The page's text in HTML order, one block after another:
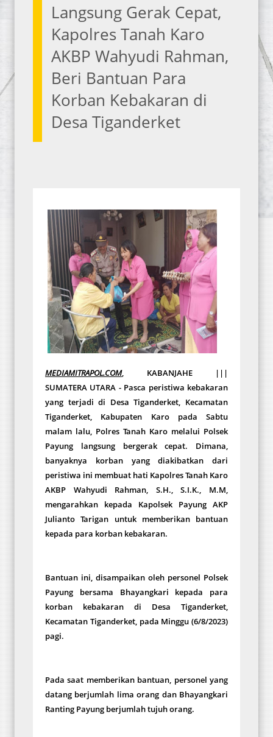
Langsung Gerak Cepat,
Kapolres Tanah Karo
AKBP Wahyudi Rahman,
Beri Bantuan Para
Korban Kebakaran di
Desa Tiganderket
MEDIAMITRAPOL.COM, KABANJAHE |||
SUMATERA UTARA - Pasca peristiwa kebakaran
yang terjadi di Desa Tiganderket, Kecamatan
Tiganderket, Kabupaten Karo pada Sabtu
malam lalu, Polres Tanah Karo melalui Polsek
Payung langsung bergerak cepat. Dimana,
banyaknya korban yang diakibatkan dari
peristiwa ini membuat hati Kapolres Tanah Karo
AKBP Wahyudi Rahman, S.H., S.I.K., M.M,
mengarahkan kepada Kapolsek Payung AKP
Julianto Tarigan untuk memberikan bantuan
kepada para korban kebakaran.
Bantuan ini, disampaikan oleh personel Polsek
Payung bersama Bhayangkari kepada para
korban kebakaran di Desa Tiganderket,
Kecamatan Tiganderket, pada Minggu (6/8/2023)
pagi.
Pada saat memberikan bantuan, personel yang
datang berjumlah lima orang dan Bhayangkari
Ranting Payung berjumlah tujuh orang.